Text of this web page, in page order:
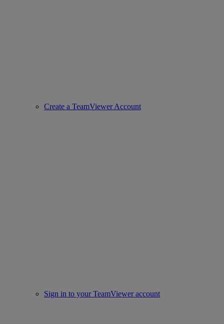
Create a TeamViewer Account
Sign in to your TeamViewer account